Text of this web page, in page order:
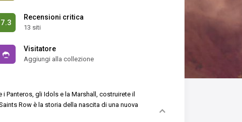
7.3
Recensioni critica
13 siti
Visitatore
Aggiungi alla collezione
Panteros, gli Idols e la Marshall, costruirete il
Row è la storia della nascita di una nuova